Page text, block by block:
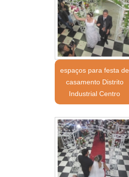
espaços para festa de
casamento Distrito
Industrial Centro